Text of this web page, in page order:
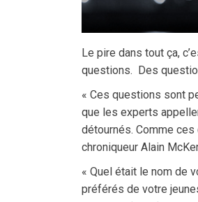
Le pire dans tout ça,
questions. Des
« Ces questions sont
que les experts
détournés. Comme ces
chroniqueur Alain
« Quel était le nom de
préférés de votre